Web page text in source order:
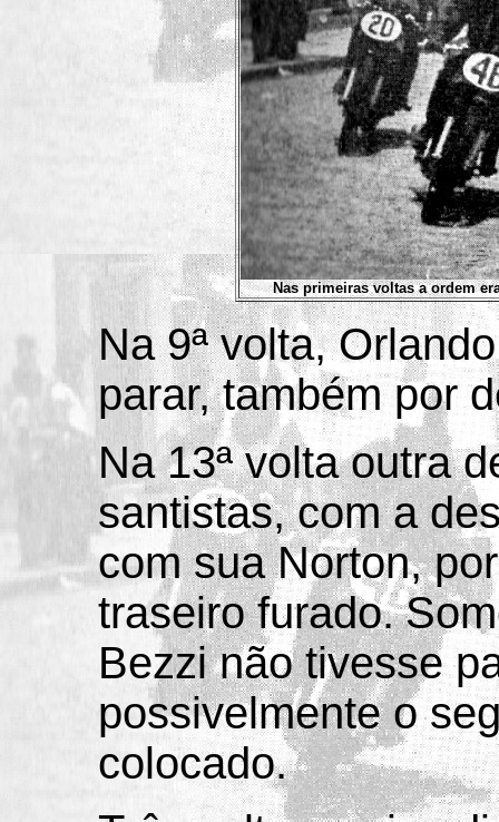
Nas primeiras voltas a ordem
Na 9ª volta,
parar, também por
Na 13ª volta outra
santistas, com a
com sua Norton,
traseiro furado.
Bezzi não tivesse
possivelmente o
colocado.